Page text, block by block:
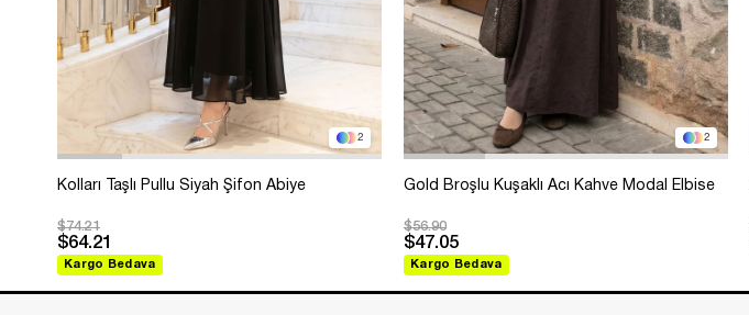
2
Kolları Taşlı Pullu Siyah Şifon Abiye
$74.21
$64.21
Kargo Bedava
2
Gold Broşlu Kuşaklı Acı Kahve Modal Elbise
$56.90
$47.05
Kargo Bedava